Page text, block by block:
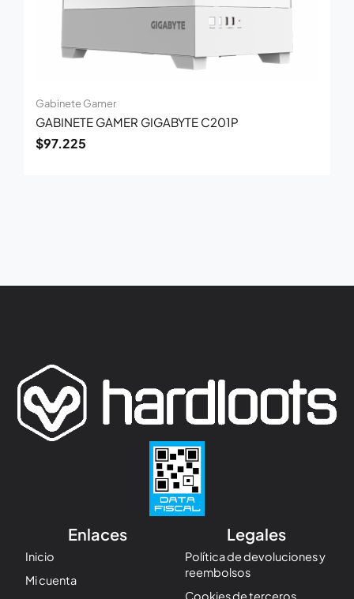
Gabinete Gamer
GABINETE GAMER GIGABYTE C201P
$97.225
Enlaces
Inicio
Mi cuenta
Legales
Política de devoluciones y
reembolsos